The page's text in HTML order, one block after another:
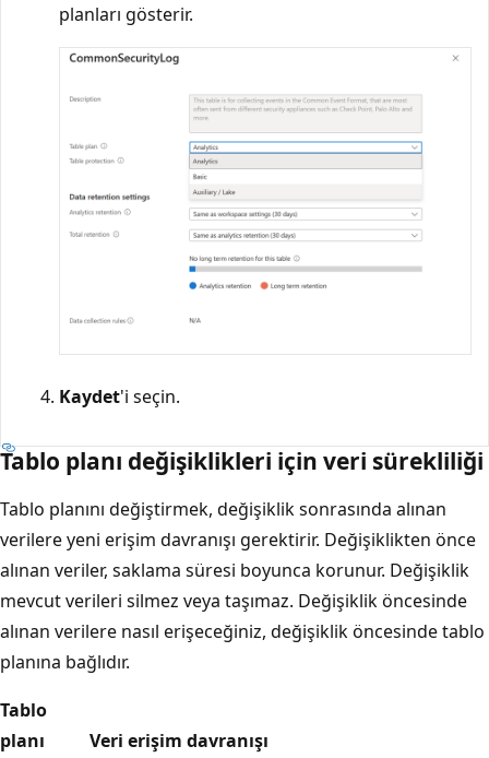
planları gösterir.
Kaydet'i seçin.
Tablo planı değişiklikleri için veri sürekliliği
Tablo planını değiştirmek, değişiklik sonrasında alınan
verilere yeni erişim davranışı gerektirir. Değişiklikten önce
alınan veriler, saklama süresi boyunca korunur. Değişiklik
mevcut verileri silmez veya taşımaz. Değişiklik öncesinde
alınan verilere nasıl erişeceğiniz, değişiklik öncesinde tablo
planına bağlıdır.
Tablo
planı
Veri erişim davranışı